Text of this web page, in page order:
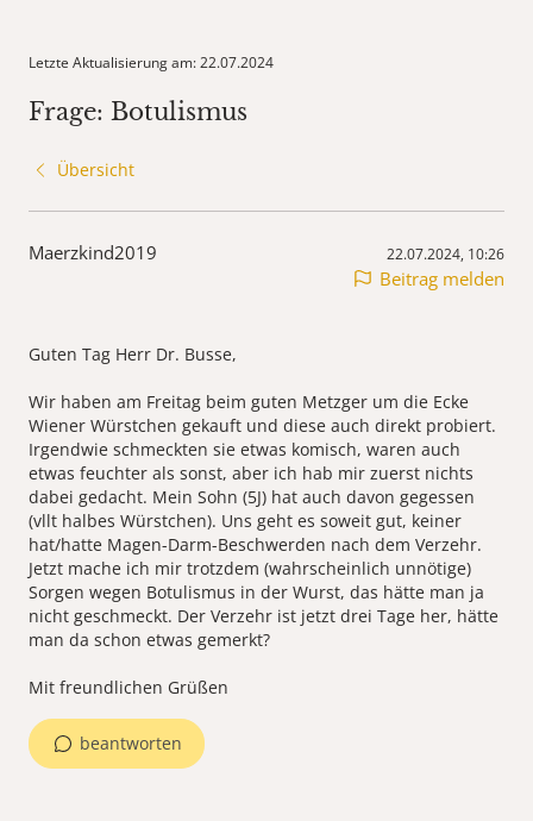
Letzte Aktualisierung am: 22.07.2024
Frage: Botulismus
Übersicht
Maerzkind2019 22.07.2024, 10:26
Beitrag melden
Guten Tag Herr Dr. Busse,
Wir haben am Freitag beim guten Metzger um die Ecke
Wiener Würstchen gekauft und diese auch direkt probiert.
Irgendwie schmeckten sie etwas komisch, waren auch
etwas feuchter als sonst, aber ich hab mir zuerst nichts
dabei gedacht. Mein Sohn (5J) hat auch davon gegessen
(vllt halbes Würstchen). Uns geht es soweit gut, keiner
hat/hatte Magen-Darm-Beschwerden nach dem Verzehr.
Jetzt mache ich mir trotzdem (wahrscheinlich unnötige)
Sorgen wegen Botulismus in der Wurst, das hätte man ja
nicht geschmeckt. Der Verzehr ist jetzt drei Tage her, hätte
man da schon etwas gemerkt?
beantworten